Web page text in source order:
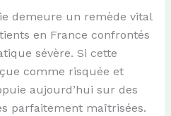
demeure un remède vital
en France confrontés
sévère. Si cette
comme risquée et
aujourd’hui sur des
parfaitement maîtrisées.